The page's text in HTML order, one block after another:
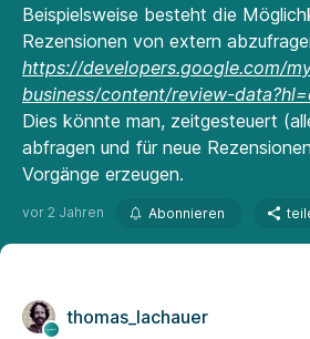
Beispielsweise besteht die
Rezensionen von extern
https://developers.google.com/
business/content/review-
Dies könnte man, zeitgesteuert
abfragen und für neue
Vorgänge erzeugen.
vor 2 Jahren Abonnieren
thomas_lachauer